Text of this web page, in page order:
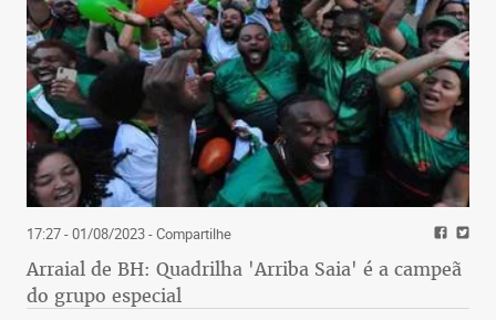
17:27 - 01/08/2023- Compartilhe
Arraial de BH: Quadrilha 'Arriba Saia' é a campeã
do grupo especial